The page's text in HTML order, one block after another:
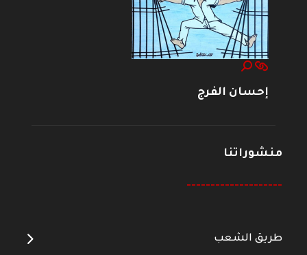
إحسان الفرج
منشوراتنا
--------------------
طريق الشعب